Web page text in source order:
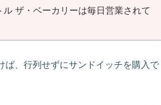
ザ・ベーカリーは毎日営業されて
ば、行列せずにサンドイッチを購入で